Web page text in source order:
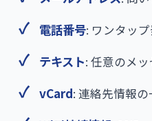
電話番号: ワンタッ
テキスト: 任意のメ
vCard : 連絡先情報